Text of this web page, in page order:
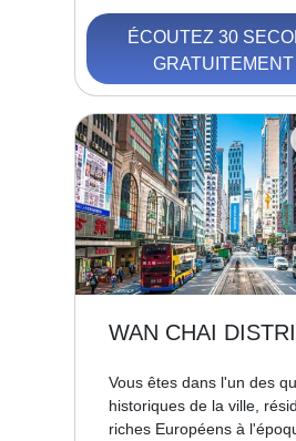
ÉCOUTEZ 30
GRATUITEMENT
WAN CHAI
Vous êtes dans l'un des
historiques de la ville,
riches Européens à